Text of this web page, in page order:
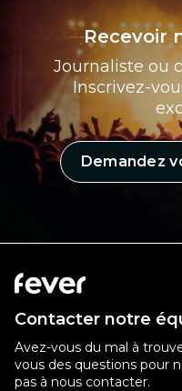
Recevoir
Journaliste ou
Inscrivez-
Demandez
Contacter notre
Avez-vous du mal à
vous des questions pour
pas à nous contacter.